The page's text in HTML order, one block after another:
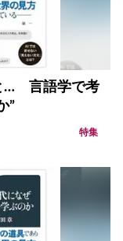
… 言語学で考
”
特集